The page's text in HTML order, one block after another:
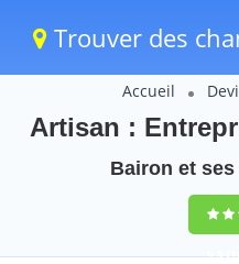
Trouver des
Accueil
Artisan :
Bairon et
9,5